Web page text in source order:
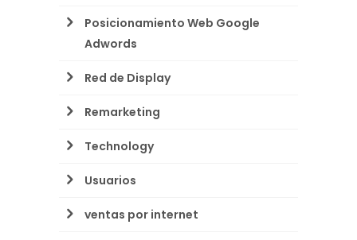
Posicionamiento Web Google
Adwords
Red de Display
Remarketing
Technology
Usuarios
ventas por internet